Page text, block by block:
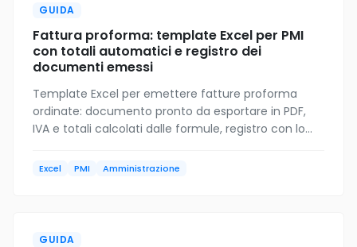
GUIDA
Fattura proforma: template Excel per PMI
con totali automatici e registro dei
documenti emessi
Template Excel per emettere fatture proforma
ordinate: documento pronto da esportare in PDF,
IVA e totali calcolati dalle formule, registro con lo
fattura definitiva.
Excel PMI Amministrazione
GUIDA